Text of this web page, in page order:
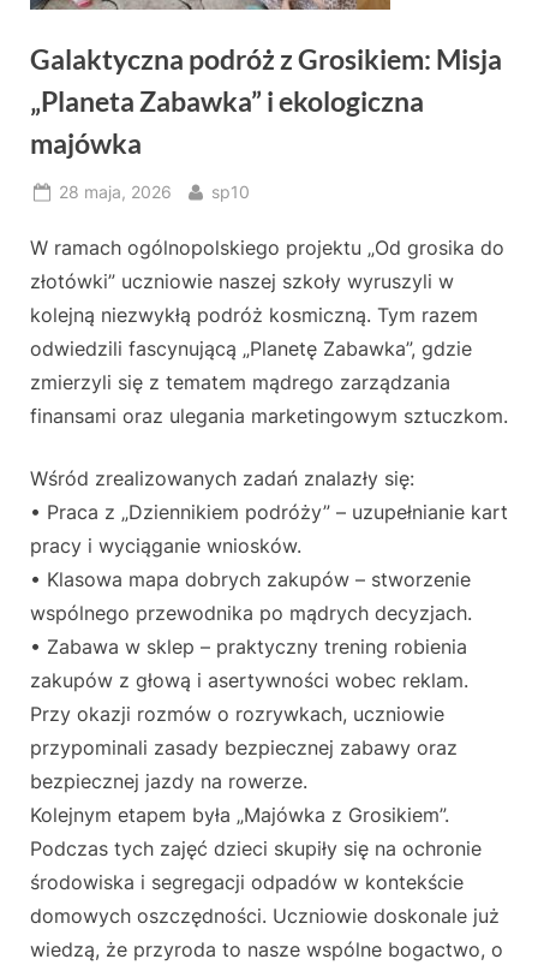
Galaktyczna podróż z Grosikiem: Misja
„Planeta Zabawka” i ekologiczna
majówka
Posted
28 maja, 2026 By
sp10
W ramach ogólnopolskiego projektu „Od grosika do
złotówki” uczniowie naszej szkoły wyruszyli w
kolejną niezwykłą podróż kosmiczną. Tym razem
odwiedzili fascynującą „Planetę Zabawka”, gdzie
zmierzyli się z tematem mądrego zarządzania
finansami oraz ulegania marketingowym sztuczkom.
Wśród zrealizowanych zadań znalazły się:
• Praca z „Dziennikiem podróży” – uzupełnianie kart
pracy i wyciąganie wniosków.
• Klasowa mapa dobrych zakupów – stworzenie
wspólnego przewodnika po mądrych decyzjach.
• Zabawa w sklep – praktyczny trening robienia
zakupów z głową i asertywności wobec reklam.
Przy okazji rozmów o rozrywkach, uczniowie
przypominali zasady bezpiecznej zabawy oraz
bezpiecznej jazdy na rowerze.
Kolejnym etapem była „Majówka z Grosikiem”.
Podczas tych zajęć dzieci skupiły się na ochronie
środowiska i segregacji odpadów w kontekście
domowych oszczędności. Uczniowie doskonale już
wiedzą, że przyroda to nasze wspólne bogactwo, o